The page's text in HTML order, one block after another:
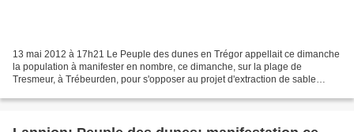
13 mai 2012 à 17h21 Le Peuple des dunes en Trégor appellait ce dimanche
la population à manifester en nombre, ce dimanche, sur la plage de
Tresmeur, à Trébeurden, pour s'opposer au projet d'extraction de sable